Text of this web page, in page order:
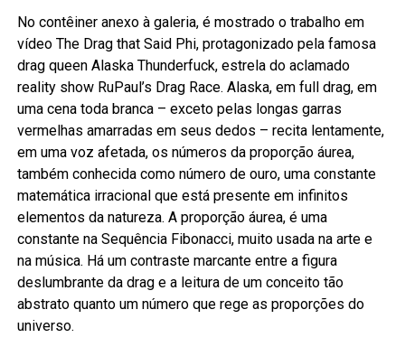
No contêiner anexo à galeria, é mostrado o trabalho em
vídeo The Drag that Said Phi, protagonizado pela famosa
drag queen Alaska Thunderfuck, estrela do aclamado
reality show RuPaul’s Drag Race. Alaska, em full drag, em
uma cena toda branca – exceto pelas longas garras
vermelhas amarradas em seus dedos – recita lentamente,
em uma voz afetada, os números da proporção áurea,
também conhecida como número de ouro, uma constante
matemática irracional que está presente em infinitos
elementos da natureza. A proporção áurea, é uma
constante na Sequência Fibonacci, muito usada na arte e
na música. Há um contraste marcante entre a figura
deslumbrante da drag e a leitura de um conceito tão
abstrato quanto um número que rege as proporções do
universo.